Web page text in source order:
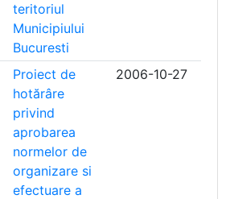
teritoriul
Municipiului
Bucuresti
Proiect de
hotărâre
privind
aprobarea
normelor de
organizare si
efectuare a
2006-10-27